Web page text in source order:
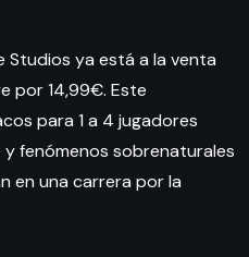
Studios ya está a la venta
por 14,99€. Este
para 1 a 4 jugadores
fenómenos sobrenaturales
en una carrera por la